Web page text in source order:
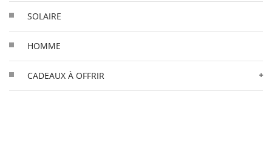
SOLAIRE
HOMME
CADEAUX À OFFRIR